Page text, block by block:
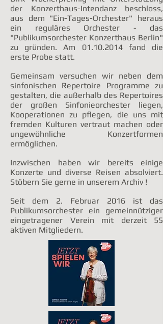
der Konzerthaus-Intendanz beschloss,
aus dem "Ein-Tages-Orchester" heraus
ein reguläres Orchester - das
"Publikumsorchester Konzerthaus Berlin"
zu gründen.Am 01.10.2014fand die
erste Probe statt.
Gemeinsam versuchen wir neben dem
sinfonischen Repertoire Programme zu
gestalten, die außerhalb des Repertoires
der großen Sinfonieorchester liegen,
Kooperationen zu pflegen, die uns mit
fremden Kulturen vertraut machen oder
ungewöhnliche Konzertformen
ermöglichen.
Inzwischen haben wir bereits einige
Konzerte und diverse Reisen absolviert.
Stöbern Sie gerne in unserem Archiv !
Seit dem 2. Februar 2016 ist das
Publikumsorchester ein gemeinnütziger
eingetragener Verein mit derzeit 55
aktiven Mitgliedern.